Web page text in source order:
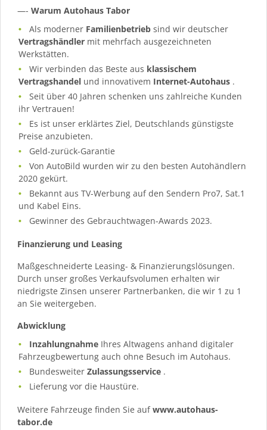
—- Warum Autohaus Tabor
Als moderner Familienbetrieb sind wir deutscher
Vertragshändler mit mehrfach ausgezeichneten
Werkstätten.
Wir verbinden das Beste aus klassischem
Vertragshandel und innovativem Internet-Autohaus .
Seit über 40 Jahren schenken uns zahlreiche Kunden
ihr Vertrauen!
Es ist unser erklärtes Ziel, Deutschlands günstigste
Preise anzubieten.
Geld-zurück-Garantie
Von AutoBild wurden wir zu den besten Autohändlern
2020 gekürt.
Bekannt aus TV-Werbung auf den Sendern Pro7, Sat.1
und Kabel Eins.
Gewinner des Gebrauchtwagen-Awards 2023.
Finanzierung und Leasing
Maßgeschneiderte Leasing- & Finanzierungslösungen.
Durch unser großes Verkaufsvolumen erhalten wir
niedrigste Zinsen unserer Partnerbanken, die wir 1 zu 1
an Sie weitergeben.
Abwicklung
Inzahlungnahme Ihres Altwagens anhand digitaler
Fahrzeugbewertung auch ohne Besuch im Autohaus.
BundesweiterZulassungsservice .
Lieferung vor die Haustüre.
Weitere Fahrzeuge finden Sie aufwww.autohaus-
tabor.de